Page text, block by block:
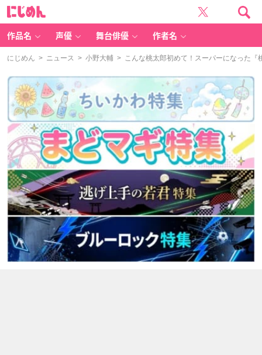
作品名 声優 舞台俳優 作者名
にじめん > ニュース > 小野大輔 > こんな桃太郎初めて！スーパーになった『